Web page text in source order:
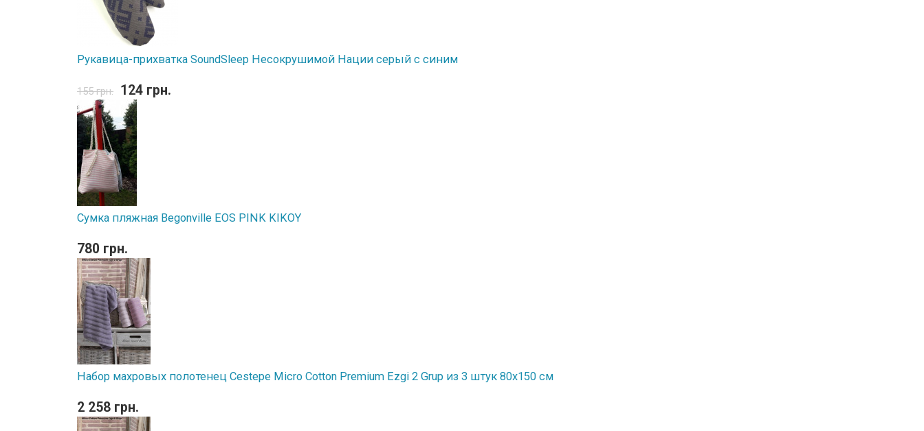
Рукавица-прихватка SoundSleep Несокрушимой Нации серый с синим
155 грн. 124 грн.
Сумка пляжная Begonville EOS PINK KIKOY
780 грн.
Набор махровых полотенец Cestepe Micro Cotton Premium Ezgi 2 Grup из 3 штук 80х150 см
2 258 грн.